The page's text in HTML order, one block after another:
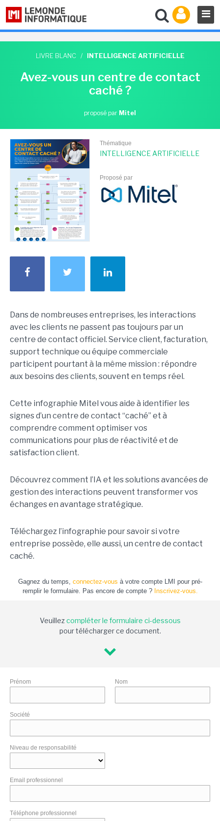
LIVRE BLANC / INTELLIGENCE ARTIFICIELLE
Avez-vous un centre de contact
caché ?
proposé par Mitel
Thématique
INTELLIGENCE ARTIFICIELLE
Proposé par
Dans de nombreuses entreprises, les interactions
avec les clients ne passent pas toujours par un
centre de contact officiel. Service client, facturation,
support technique ou équipe commerciale
participent pourtant à la même mission : répondre
aux besoins des clients, souvent en temps réel.
Cette infographie Mitel vous aide à identifier les
signes d’un centre de contact “caché” et à
comprendre comment optimiser vos
communications pour plus de réactivité et de
satisfaction client.
Découvrez comment l’IA et les solutions avancées de
gestion des interactions peuvent transformer vos
échanges en avantage stratégique.
Téléchargez l’infographie pour savoir si votre
entreprise possède, elle aussi, un centre de contact
caché.
Gagnez du temps, connectez-vous à votre compte LMI pour pré-
remplir le formulaire. Pas encore de compte ? Inscrivez-vous.
Veuillezcompléter le formulaire ci-dessous
pour télécharger ce document.
Prénom Nom
Société
Niveau de responsabilité
Email professionnel
Téléphone professionnel